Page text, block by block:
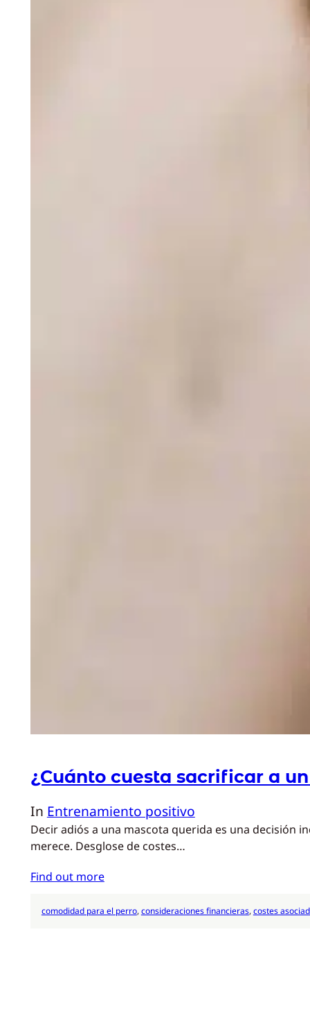
¿Cuánto cuesta sacrificar a
In Entrenamiento positivo
Decir adiós a una mascota querida es una decisión
merece. Desglose de costes…
Find out more
comodidad para el perro, consideraciones financieras, costes